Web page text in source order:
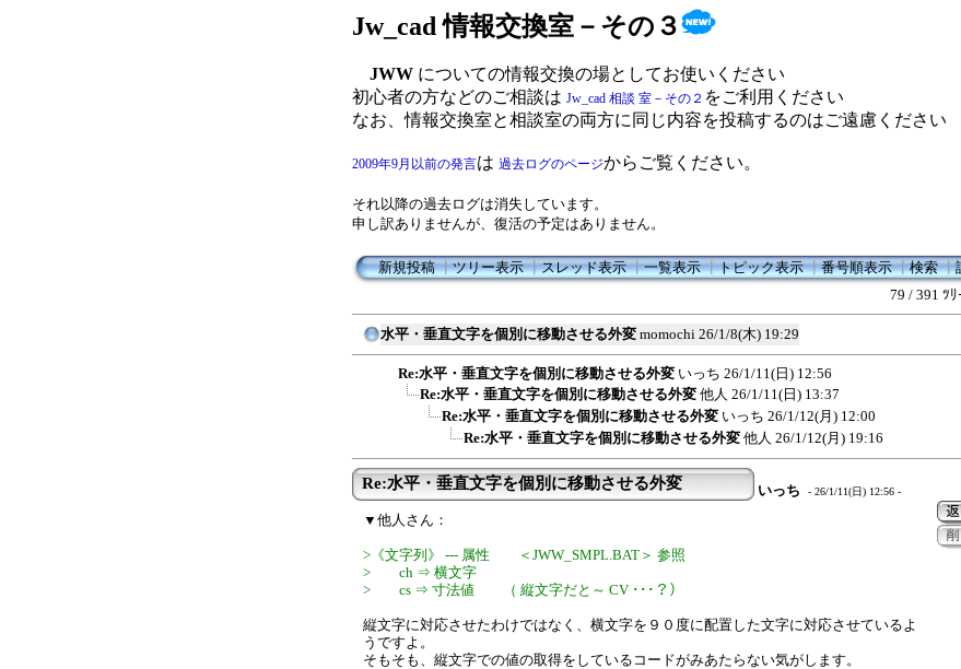
Jw_cad 情報交換室－その３
JWW についての情報交換の場としてお使いください
初心者の方などのご相談は Jw_cad 相談 室－その２ をご利用ください
なお、情報交換室と相談室の両方に同じ内容を投稿するのはご遠慮ください
2009年9月以前の発言は 過去ログのページからご覧ください。
それ以降の過去ログは消失しています。
申し訳ありませんが、復活の予定はありません。
新規投稿┃ツリー表示┃スレッド表示┃一覧表示┃トピック表示┃番号順表示┃検索┃
79 / 391 ﾂﾘ
水平・垂直文字を個別に移動させる外変 momochi 26/1/8(木) 19:29
Re:水平・垂直文字を個別に移動させる外変 いっち 26/1/11(日) 12:56
Re:水平・垂直文字を個別に移動させる外変 他人 26/1/11(日) 13:37
Re:水平・垂直文字を個別に移動させる外変 いっち 26/1/12(月) 12:00
Re:水平・垂直文字を個別に移動させる外変 他人 26/1/12(月) 19:16
Re:水平・垂直文字を個別に移動させる外変 いっち - 26/1/11(日) 12:56 -
▼他人さん：
>《文字列》 --- 属性 ＜JWW_SMPL.BAT＞ 参照
> ch ⇒ 横文字
> cs ⇒ 寸法値 （ 縦文字だと～ CV ･･･？）
縦文字に対応させたわけではなく、横文字を９０度に配置した文字に対応させているよ
うですよ。
そもそも、縦文字での値の取得をしているコードがみあたらない気がします。